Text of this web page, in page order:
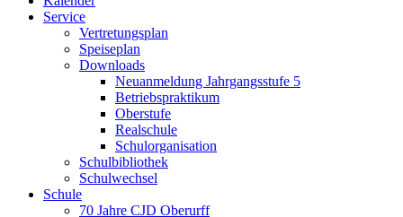
Service
Vertretungsplan
Speiseplan
Downloads
Neuanmeldung Jahrgangsstufe 5
Betriebspraktikum
Oberstufe
Realschule
Schulorganisation
Schulbibliothek
Schulwechsel
Schule
70 Jahre CJD Oberurff